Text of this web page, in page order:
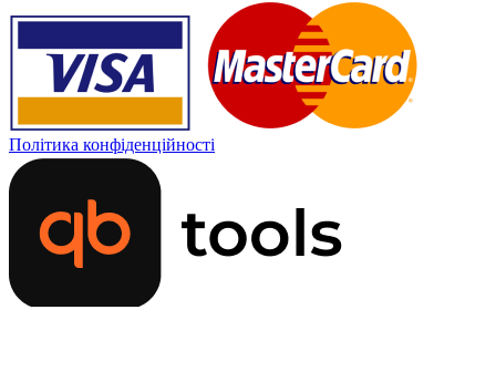
Політика конфіденційності